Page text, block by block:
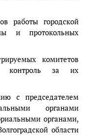
работы городской
и протокольных
комитетов
контроль за их
с председателем
органами
органами,
области